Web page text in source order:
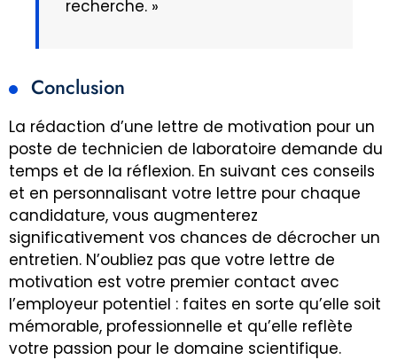
recherche. »
Conclusion
La rédaction d’une lettre de motivation pour un
poste de technicien de laboratoire demande du
temps et de la réflexion. En suivant ces conseils
et en personnalisant votre lettre pour chaque
candidature, vous augmenterez
significativement vos chances de décrocher un
entretien. N’oubliez pas que votre lettre de
motivation est votre premier contact avec
l’employeur potentiel : faites en sorte qu’elle soit
mémorable, professionnelle et qu’elle reflète
votre passion pour le domaine scientifique.